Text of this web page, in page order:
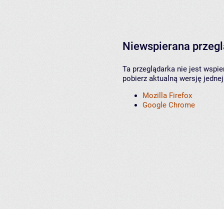
Niewspierana
Ta przeglądarka nie jest
pobierz aktualną wersję
Mozilla Firefox
Google Chrome